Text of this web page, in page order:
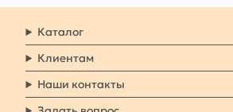
Каталог
Клиентам
Наши контакты